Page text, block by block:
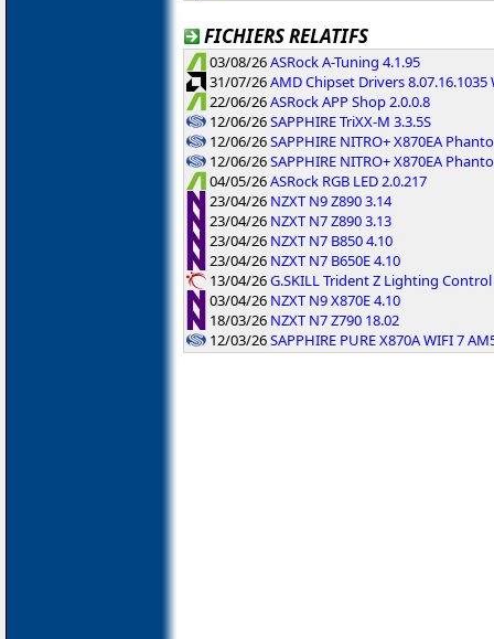
FICHIERS RELATIFS
03/08/26ASRock A-Tuning 4.1.95
31/07/26AMD Chipset Drivers 8.07.16.1035
22/06/26ASRock APP Shop 2.0.0.8
12/06/26SAPPHIRE TriXX-M 3.3.5S
12/06/26SAPPHIRE NITRO+ X870EA
12/06/26SAPPHIRE NITRO+ X870EA
04/05/26ASRock RGB LED 2.0.217
23/04/26 NZXT N9 Z890 3.14
23/04/26 NZXT N7 Z890 3.13
23/04/26 NZXT N7 B850 4.10
23/04/26 NZXT N7 B650E 4.10
13/04/26G.SKILL Trident Z Lighting Control
03/04/26 NZXT N9 X870E 4.10
18/03/26 NZXT N7 Z790 18.02
12/03/26SAPPHIRE PURE X870A WIFI 7